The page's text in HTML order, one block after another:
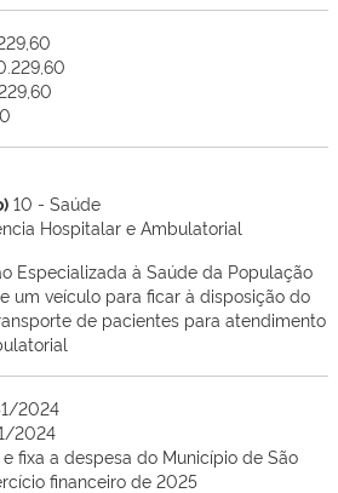
10 - Saúde
Hospitalar e Ambulatorial
Especializada à Saúde da População
um veículo para ficar à disposição do
de pacientes para atendimento
2024
2024
fixa a despesa do Município de São
financeiro de 2025